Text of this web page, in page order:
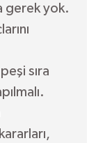
gerek yok.
sıra